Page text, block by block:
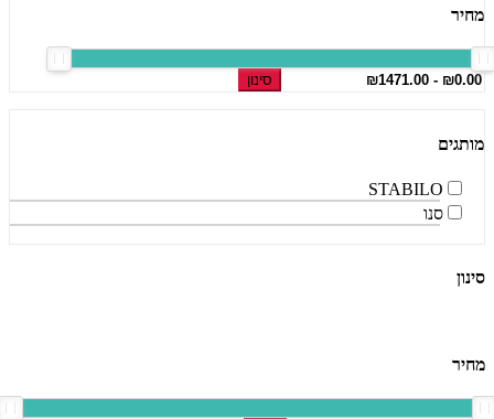
מחיר
סינון
מותגים
STABILO
סנו
סינון
מחיר